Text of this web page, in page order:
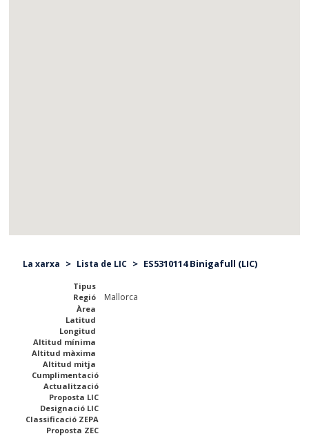
La xarxa > Lista de LIC > ES5310114 Binigafull (LIC)
Tipus
Regió
Mallorca
Àrea
Latitud
Longitud
Altitud mínima
Altitud màxima
Altitud mitja
Cumplimentació
Actualització
Proposta LIC
Designació LIC
Classificació ZEPA
Proposta ZEC